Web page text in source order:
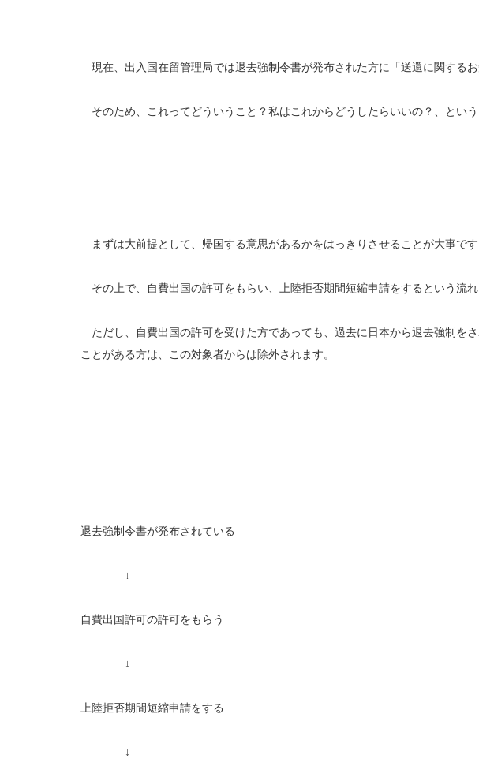
現在、出入国在留管理局では退去強制令書が発布された方に「送還に関するお
そのため、これってどういうこと？私はこれからどうしたらいいの？、という
まずは大前提として、帰国する意思があるかをはっきりさせることが大事です
その上で、自費出国の許可をもらい、上陸拒否期間短縮申請をするという流れ
ただし、自費出国の許可を受けた方であっても、過去に日本から退去強制を
ことがある方は、この対象者からは除外されます。
退去強制令書が発布されている
↓
自費出国許可の許可をもらう
↓
上陸拒否期間短縮申請をする
↓